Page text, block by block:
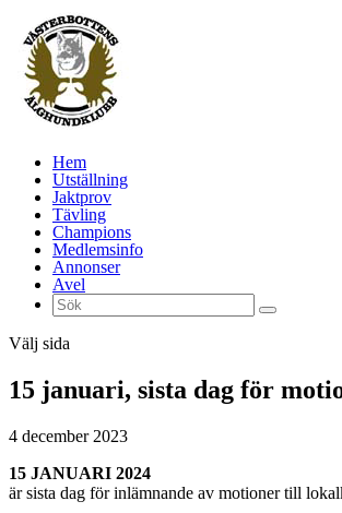
Hem
Utställning
Jaktprov
Tävling
Champions
Medlemsinfo
Annonser
Avel
Välj sida
15 januari, sista dag för
4 december 2023
15 JANUARI 2024
är sista dag för inlämnande av motioner till